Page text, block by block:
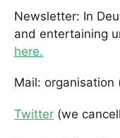
Newsletter: In
and entertaining
here.
Mail:
Twitter (we